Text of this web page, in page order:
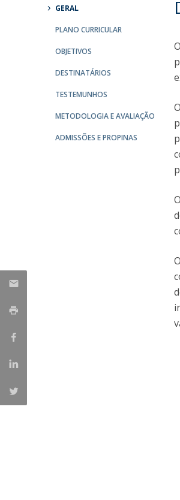
Portuguesa
Católica Research Centre for
GERAL
PLANO CURRICULAR
OBJETIVOS
DESTINATÁRIOS
TESTEMUNHOS
METODOLOGIA E AVALIAÇÃO
ADMISSÕES E PROPINAS